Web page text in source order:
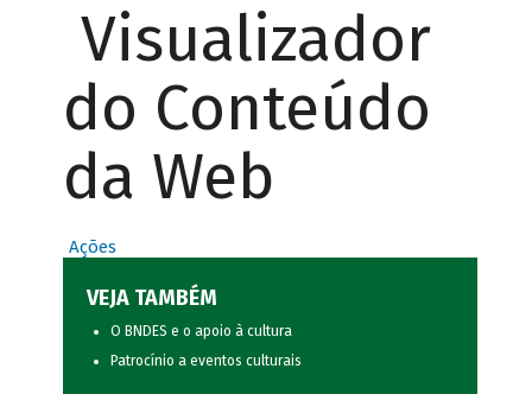
Visualizador
do Conteúdo
da Web
Ações
VEJA TAMBÉM
O BNDES e o apoio à cultura
Patrocínio a eventos culturais